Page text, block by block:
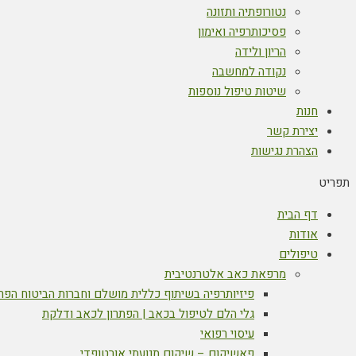
נטורופתיה ותזונה
פסיכותרפיה ואימון
הריון ולידה
נקודה למחשבה
שיטות טיפול נוספות
חנות
יצירת קשר
הצהרת נגישות
תפריט
דף הבית
אודות
טיפולים
מרפאת כאב אלטרנטיבית
פיזיותרפיה בשיתוף כללית מושלם וחברות הביטוח
גלי הלם לטיפול בכאב | הפתרון לכאב ודלקת
עיסוי רפואי